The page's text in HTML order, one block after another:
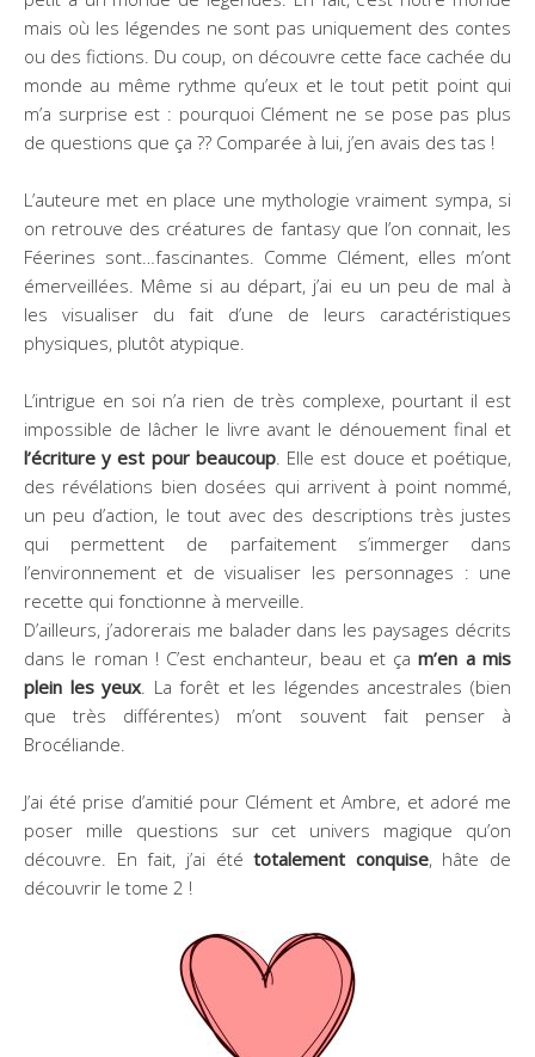
mais où les légendes ne sont pas uniquement des contes
ou des fictions. Du coup, on découvre cette face cachée du
monde au même rythme qu’eux et le tout petit point qui
m’a surprise est : pourquoi Clément ne se pose pas plus
de questions que ça ?? Comparée à lui, j’en avais des tas !
L’auteure met en place une mythologie vraiment sympa, si
on retrouve des créatures de fantasy que l’on connait, les
Féerines sont…fascinantes. Comme Clément, elles m’ont
émerveillées. Même si au départ, j’ai eu un peu de mal à
les visualiser du fait d’une de leurs caractéristiques
physiques, plutôt atypique.
L’intrigue en soi n’a rien de très complexe, pourtant il est
impossible de lâcher le livre avant le dénouement final et
l’écriture y est pour beaucoup. Elle est douce et poétique,
des révélations bien dosées qui arrivent à point nommé,
un peu d’action, le tout avec des descriptions très justes
qui permettent de parfaitement s’immerger dans
l’environnement et de visualiser les personnages : une
recette qui fonctionne à merveille.
D’ailleurs, j’adorerais me balader dans les paysages décrits
dans le roman ! C’est enchanteur, beau et çam’en a mis
plein les yeux . La forêt et les légendes ancestrales (bien
que très différentes) m’ont souvent fait penser à
Brocéliande.
J’ai été prise d’amitié pour Clément et Ambre, et adoré me
poser mille questions sur cet univers magique qu’on
découvre. En fait, j’ai ététotalement conquise, hâte de
découvrir le tome 2 !